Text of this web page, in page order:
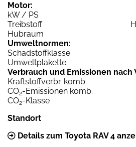
Motor:
kW / PS
Treibstoff
Hubraum
Umweltnormen:
Schadstoffklasse
Umweltplakette
Verbrauch und Emissionen nach
Kraftstoffverbr. komb.
CO2-Emissionen komb.
CO2-Klasse
Standort
Details zum Toyota RAV 4